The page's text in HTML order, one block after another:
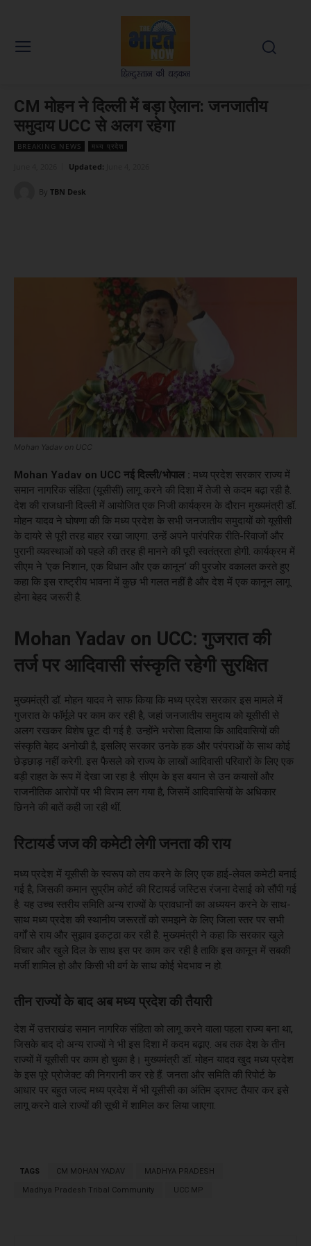
CM मोहन ने दिल्ली में बड़ा ऐलान: जनजातीय
समुदाय UCC से अलग रहेगा
BREAKING NEWS मध्य प्रदेश
Updated:
By TBN Desk
Mohan Yadav on UCC
Mohan Yadav on UCC नई दिल्ली/भोपाल : मध्य प्रदेश सरकार राज्य में
समान नागरिक संहिता (यूसीसी) लागू करने की दिशा में तेजी से कदम बढ़ा रही है.
देश की राजधानी दिल्ली में आयोजित एक निजी कार्यक्रम के दौरान मुख्यमंत्री डॉ.
मोहन यादव ने घोषणा की कि मध्य प्रदेश के सभी जनजातीय समुदायों को यूसीसी
के दायरे से पूरी तरह बाहर रखा जाएगा. उन्हें अपने पारंपरिक रीति-रिवाजों और
पुरानी व्यवस्थाओं को पहले की तरह ही मानने की पूरी स्वतंत्रता होगी. कार्यक्रम में
सीएम ने ‘एक निशान, एक विधान और एक कानून’ की पुरजोर वकालत करते हुए
कहा कि इस राष्ट्रीय भावना में कुछ भी गलत नहीं है और देश में एक कानून लागू
होना बेहद जरूरी है.
Mohan Yadav on UCC: गुजरात की
तर्ज पर आदिवासी संस्कृति रहेगी सुरक्षित
मुख्यमंत्री डॉ. मोहन यादव ने साफ किया कि मध्य प्रदेश सरकार इस मामले में
गुजरात के फॉर्मूले पर काम कर रही है, जहां जनजातीय समुदाय को यूसीसी से
अलग रखकर विशेष छूट दी गई है. उन्होंने भरोसा दिलाया कि आदिवासियों की
संस्कृति बेहद अनोखी है, इसलिए सरकार उनके हक और परंपराओं के साथ कोई
छेड़छाड़ नहीं करेगी. इस फैसले को राज्य के लाखों आदिवासी परिवारों के लिए एक
बड़ी राहत के रूप में देखा जा रहा है. सीएम के इस बयान से उन कयासों और
राजनीतिक आरोपों पर भी विराम लग गया है, जिसमें आदिवासियों के अधिकार
छिनने की बातें कही जा रही थीं.
रिटायर्ड जज की कमेटी लेगी जनता की राय
मध्य प्रदेश में यूसीसी के स्वरूप को तय करने के लिए एक हाई-लेवल कमेटी बनाई
गई है, जिसकी कमान सुप्रीम कोर्ट की रिटायर्ड जस्टिस रंजना देसाई को सौंपी गई
है. यह उच्च स्तरीय समिति अन्य राज्यों के प्रावधानों का अध्ययन करने के साथ-
साथ मध्य प्रदेश की स्थानीय जरूरतों को समझने के लिए जिला स्तर पर सभी
वर्गों से राय और सुझाव इकट्ठा कर रही है. मुख्यमंत्री ने कहा कि सरकार खुले
विचार और खुले दिल के साथ इस पर काम कर रही है ताकि इस कानून में सबकी
मर्जी शामिल हो और किसी भी वर्ग के साथ कोई भेदभाव न हो.
तीन राज्यों के बाद अब मध्य प्रदेश की तैयारी
देश में उत्तराखंड समान नागरिक संहिता को लागू करने वाला पहला राज्य बना था,
जिसके बाद दो अन्य राज्यों ने भी इस दिशा में कदम बढ़ाए. अब तक देश के तीन
राज्यों में यूसीसी पर काम हो चुका है। मुख्यमंत्री डॉ. मोहन यादव खुद मध्य प्रदेश
के इस पूरे प्रोजेक्ट की निगरानी कर रहे हैं. जनता और समिति की रिपोर्ट के
आधार पर बहुत जल्द मध्य प्रदेश में भी यूसीसी का अंतिम ड्राफ्ट तैयार कर इसे
लागू करने वाले राज्यों की सूची में शामिल कर लिया जाएगा.
TAGS CM MOHAN YADAV MADHYA PRADESH
Madhya Pradesh Tribal Community UCC MP